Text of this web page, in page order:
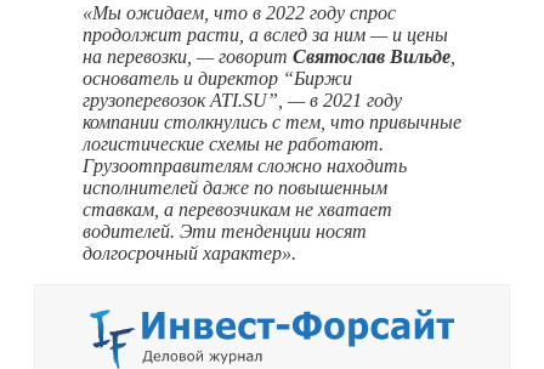
«Мы ожидаем, что в 2022 году спрос
продолжит расти, а вслед за ним — и цены
на перевозки, — говорит Святослав Вильде
основатель и директор “Биржи
грузоперевозок ATI.SU”, — в 2021 году
компании столкнулись с тем, что привычные
логистические схемы не работают.
Грузоотправителям сложно находить
исполнителей даже по повышенным
ставкам, а перевозчикам не хватает
водителей. Эти тенденции носят
долгосрочный характер».